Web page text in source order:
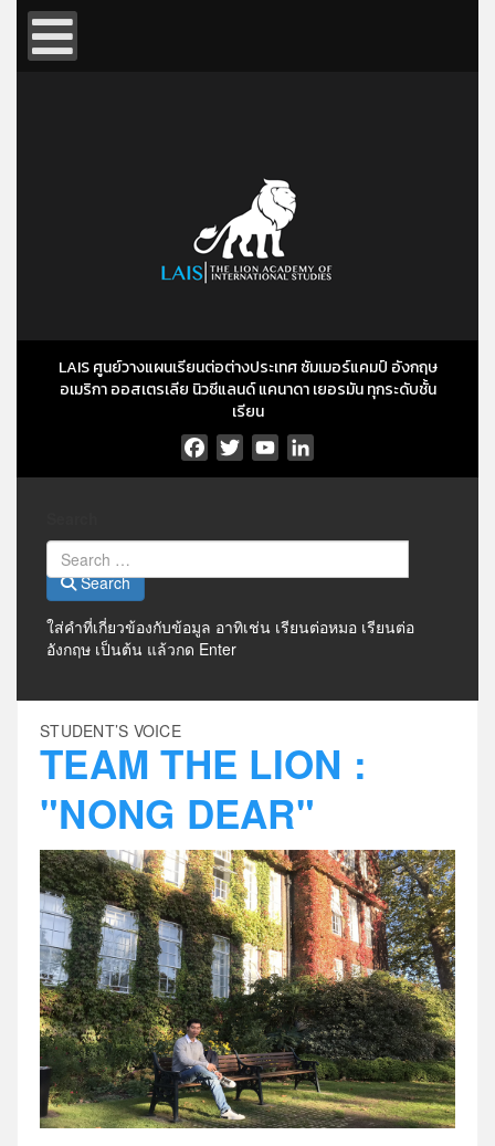
LAIS ศูนย์วางแผนเรียนต่อต่างประเทศ ซัมเมอร์แคมป์ อังกฤษ
อเมริกา ออสเตรเลีย นิวซีแลนด์ แคนาดา เยอรมัน ทุกระดับชั้น
เรียน
Facebook
TwitterYouTubeLinkedIn
Search
ใส่คำที่เกี่ยวข้องกับข้อมูล อาทิเช่น เรียนต่อหมอ เรียนต่อ
อังกฤษ เป็นต้น แล้วกด Enter
STUDENT’S VOICE
TEAM THE LION :
"NONG DEAR"